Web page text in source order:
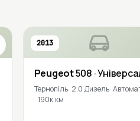
2013
Peugeot508 ·
Тернопіль 2.0 Дизель
190к км